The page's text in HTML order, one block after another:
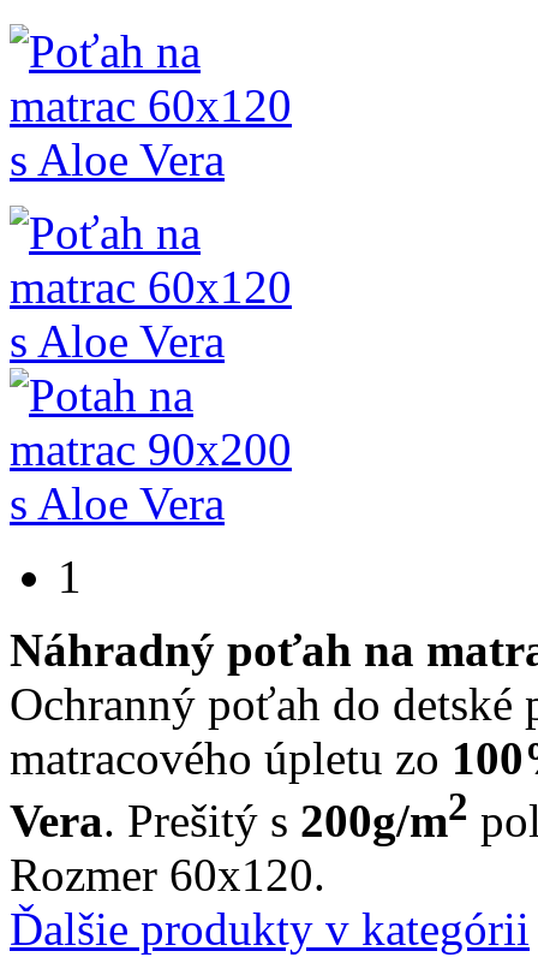
1
Náhradný poťah na
Ochranný poťah do detské
matracového úpletu zo
Vera. Prešitý s 200g/m2
Rozmer 60x120.
Ďalšie produkty v kategórii